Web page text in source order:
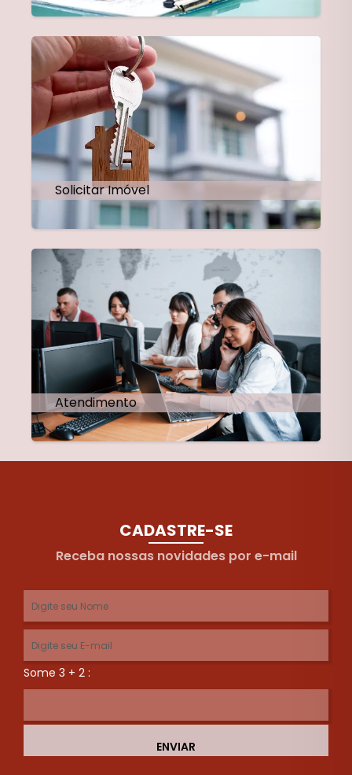
Solicitar Imóvel
Atendimento
CADASTRE-SE
Receba nossas novidades por e-mail
Some 3 + 2 :
ENVIAR